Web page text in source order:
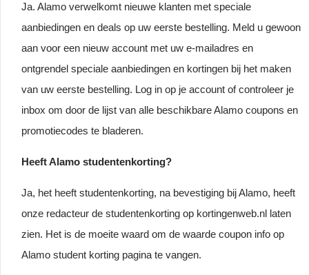
Ja. Alamo verwelkomt nieuwe klanten met speciale
aanbiedingen en deals op uw eerste bestelling. Meld u gewoon
aan voor een nieuw account met uw e-mailadres en
ontgrendel speciale aanbiedingen en kortingen bij het maken
van uw eerste bestelling. Log in op je account of controleer je
inbox om door de lijst van alle beschikbare Alamo coupons en
promotiecodes te bladeren.
Heeft Alamo studentenkorting?
Ja, het heeft studentenkorting, na bevestiging bij Alamo, heeft
onze redacteur de studentenkorting op kortingenweb.nl laten
zien. Het is de moeite waard om de waarde coupon info op
Alamo student korting pagina te vangen.